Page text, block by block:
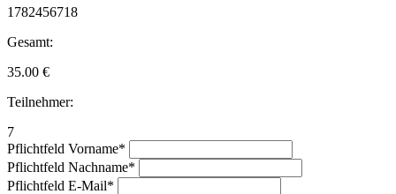
1782456718
Gesamt:
35.00 €
Teilnehmer:
7
Pflichtfeld Vorname*
Pflichtfeld Nachname*
Pflichtfeld E-Mail*